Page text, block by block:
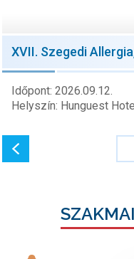
XVII. Szegedi
Időpont: 2026.09.12.
Helyszín: Hunguest